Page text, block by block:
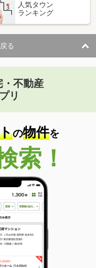
人気タウン
ランキング
る
不動産
リ
の物件を
索！